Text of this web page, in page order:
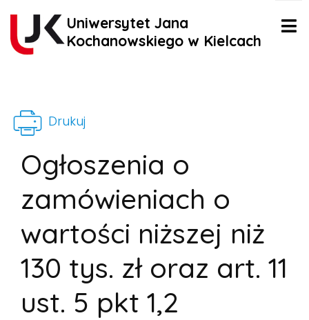
Uniwersytet Jana
Kochanowskiego w Kielcach
Drukuj
Ogłoszenia o
zamówieniach o
wartości niższej niż
130 tys. zł oraz art. 11
ust. 5 pkt 1,2